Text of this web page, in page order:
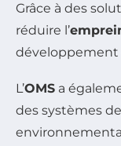
Grâce à des
réduire l’
développement
L’OMS a
des systèmes